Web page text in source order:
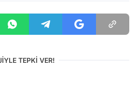
TEPKİ VER!